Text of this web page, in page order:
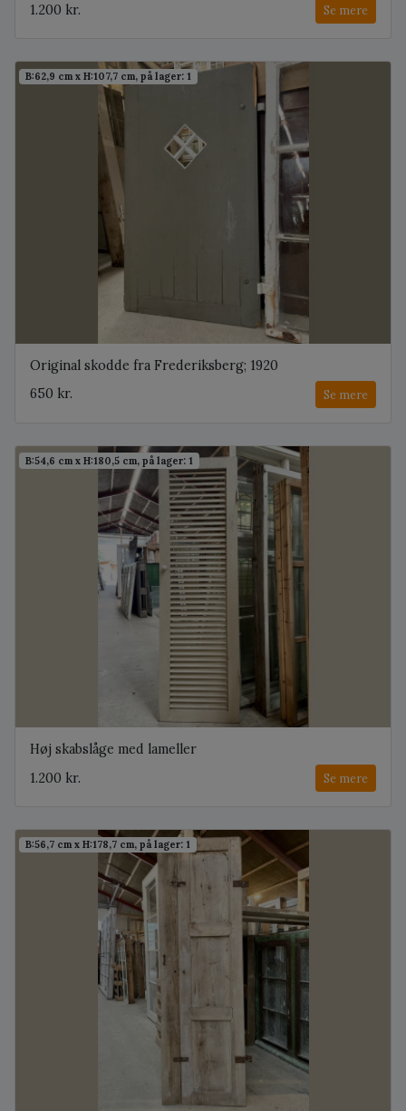
1.200 kr.
Se mere
B:62,9 cm x H:107,7 cm, på lager: 1
Original skodde fra Frederiksberg; 1920
650 kr.
Se mere
B:54,6 cm x H:180,5 cm, på lager: 1
Høj skabslåge med lameller
1.200 kr.
Se mere
B:56,7 cm x H:178,7 cm, på lager: 1